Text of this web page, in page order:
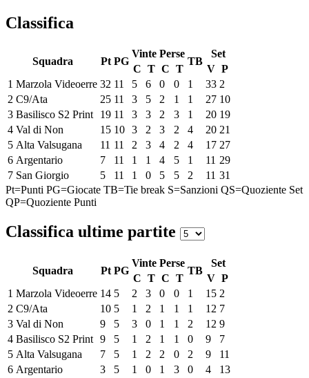
Classifica
Squadra Pt PG
Vinte Perse
TB
Set
C T C T V P
1 Marzola Videoerre 32 11 5 6 0 0 1 33 2
2 C9/Ata 25 11 3 5 2 1 1 27 10
3 Basilisco S2 Print 19 11 3 3 2 3 1 20 19
4 Val di Non 15 10 3 2 3 2 4 20 21
5 Alta Valsugana 11 11 2 3 4 2 4 17 27
6 Argentario 7 11 1 1 4 5 1 11 29
7 San Giorgio 5 11 1 0 5 5 2 11 31
Pt=Punti PG=Giocate TB=Tie break S=Sanzioni QS=Quoziente Set
QP=Quoziente Punti
Classifica ultime partite
Squadra Pt PG
Vinte Perse
TB
Set
C T C T V P
1 Marzola Videoerre 14 5 2 3 0 0 1 15 2
2 C9/Ata 10 5 1 2 1 1 1 12 7
3 Val di Non 9 5 3 0 1 1 2 12 9
4 Basilisco S2 Print 9 5 1 2 1 1 0 9
7
5 Alta Valsugana 7 5 1 2 2 0 2 9
11
6 Argentario 3 5 1 0 1 3 0 4
13